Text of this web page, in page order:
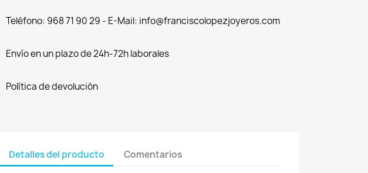
Teléfono: 968 71 90 29 - E-Mail: info@franciscolopezjoyeros.com
Envío en un plazo de 24h-72h laborales
Política de devolución
Detalles del producto Comentarios